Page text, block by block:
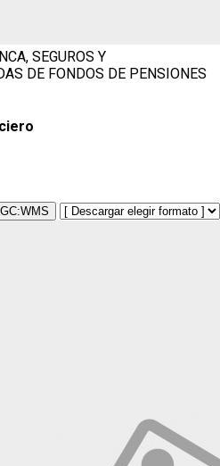
SEGUROS Y
DE FONDOS DE PENSIONES